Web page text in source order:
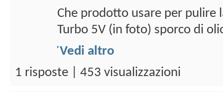
Che prodotto usare per pulire
Turbo 5V (in foto) sporco di
Vedi altro
1 risposte | 453 visualizzazioni